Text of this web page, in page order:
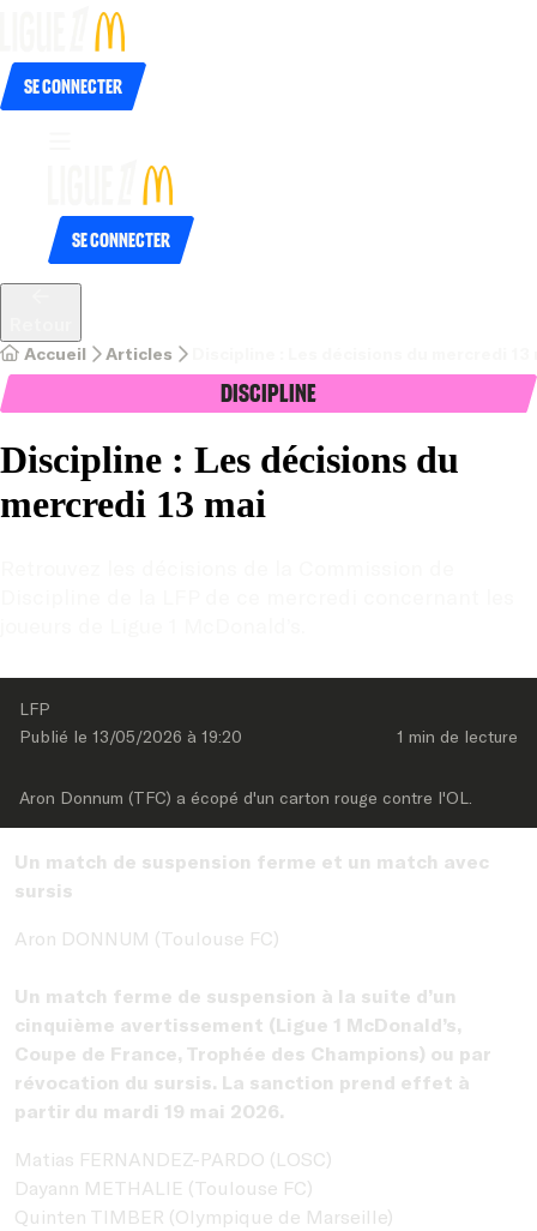
Se connecter
Se connecter
Accueil Articles
Discipline
Discipline : Les décisions du
mercredi 13 mai
LFP
Publié le 13/05/2026 à 19:20 1 min de lecture
Aron Donnum (TFC) a écopé d'un carton rouge contre l'OL.
Un match de suspension ferme et un match avec
sursis
Aron DONNUM (Toulouse FC)
Un match ferme de suspension à la suite d’un
cinquième avertissement (Ligue 1 McDonald’s,
Coupe de France, Trophée des Champions) ou par
révocation du sursis. La sanction prend effet à
partir du mardi 19 mai 2026.
Matias FERNANDEZ-PARDO (LOSC)
Dayann METHALIE (Toulouse FC)
Quinten TIMBER (Olympique de Marseille)